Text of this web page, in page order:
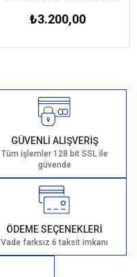
₺3.200,00
GÜVENLİ ALIŞVERİŞ
Tüm işlemler 128 bit SSL ile
güvende
ÖDEME SEÇENEKLERİ
Vade farksız 6 taksit imkanı